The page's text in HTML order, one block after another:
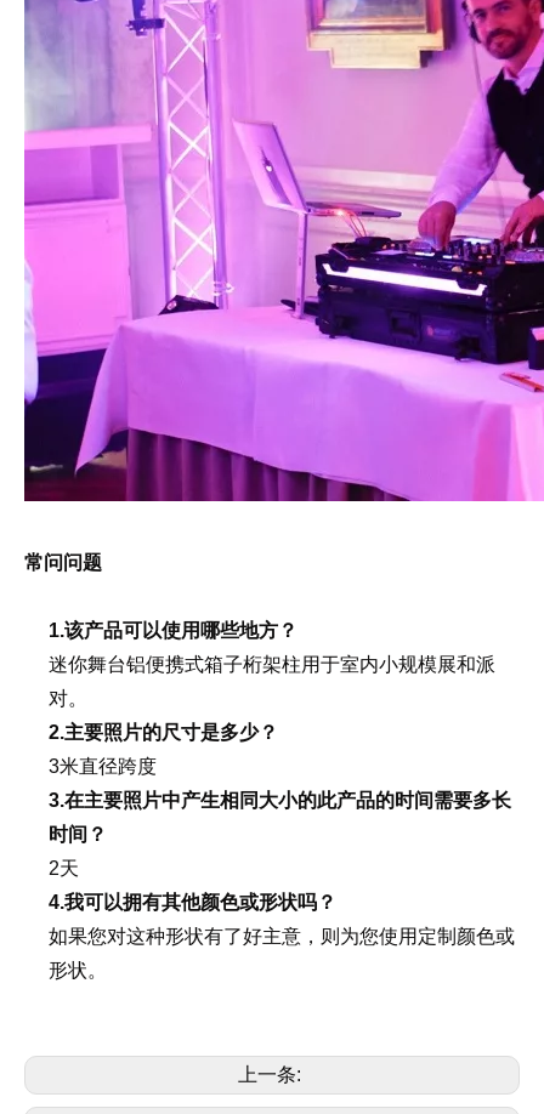
常问问题
1.该产品可以使用哪些地方？
迷你舞台铝便携式箱子桁架柱用于室内小规模展和派
对。
2.主要照片的尺寸是多少？
3米直径跨度
3.在主要照片中产生相同大小的此产品的时间需要多长
时间？
2天
4.我可以拥有其他颜色或形状吗？
如果您对这种形状有了好主意，则为您使用定制颜色或
形状。
上一条: